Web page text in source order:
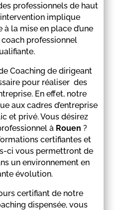
professionnels de haut
implique
à la mise en place d’une
professionnel
Coaching de dirigeant
pour réaliser des
En effet, notre
aux cadres d’entreprise
et privé. Vous désirez
à Rouen ?
certifiantes et
ci vous permettront de
un environnement en
évolution.
certifiant de notre
dispensée, vous